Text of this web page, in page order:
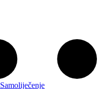
Samoliječenje